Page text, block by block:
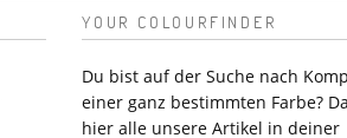
YOUR COLOURFINDER
Du bist auf der Suche nach
einer ganz bestimmten Farbe?
hier alle unsere Artikel in deiner